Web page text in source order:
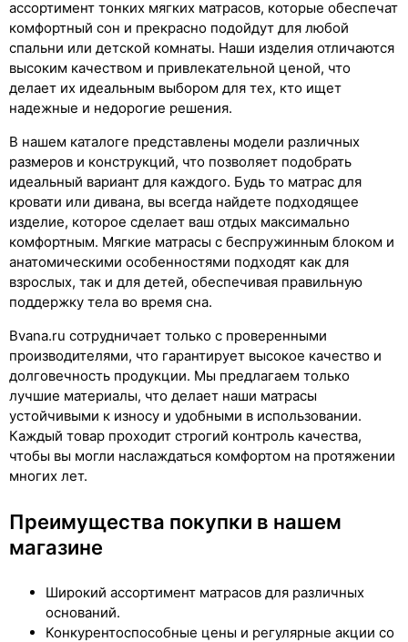
ассортимент тонких мягких матрасов, которые обеспечат
комфортный сон и прекрасно подойдут для любой
спальни или детской комнаты. Наши изделия отличаются
высоким качеством и привлекательной ценой, что
делает их идеальным выбором для тех, кто ищет
надежные и недорогие решения.
В нашем каталоге представлены модели различных
размеров и конструкций, что позволяет подобрать
идеальный вариант для каждого. Будь то матрас для
кровати или дивана, вы всегда найдете подходящее
изделие, которое сделает ваш отдых максимально
комфортным. Мягкие матрасы с беспружинным блоком и
анатомическими особенностями подходят как для
взрослых, так и для детей, обеспечивая правильную
поддержку тела во время сна.
Bvana.ru сотрудничает только с проверенными
производителями, что гарантирует высокое качество и
долговечность продукции. Мы предлагаем только
лучшие материалы, что делает наши матрасы
устойчивыми к износу и удобными в использовании.
Каждый товар проходит строгий контроль качества,
чтобы вы могли наслаждаться комфортом на протяжении
многих лет.
Преимущества покупки в нашем
магазине
Широкий ассортимент матрасов для различных
оснований.
Конкурентоспособные цены и регулярные акции со